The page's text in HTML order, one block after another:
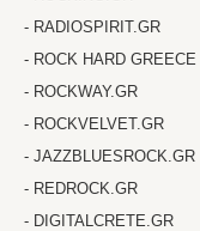
- RADIOSPIRIT.GR
- ROCK HARD GREECE
- ROCKWAY.GR
- ROCKVELVET.GR
- JAZZBLUESROCK.GR
- REDROCK.GR
- DIGITALCRETE.GR